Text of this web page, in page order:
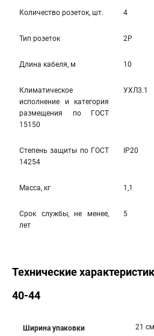
Количество розеток, шт. 4
Тип розеток 2Р
Длина кабеля, м 10
Климатическое
исполнение и категория
размещения по ГОСТ
15150
УХЛ3.1
Степень защиты по ГОСТ
14254
IP20
Масса, кг 1,1
Срок службы, не менее,
лет
5
Технические
40-44
Ширина упаковки 21 см